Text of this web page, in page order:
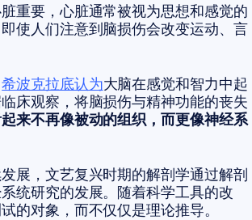
重要，心脏通常被视为思想和感觉的
使人们注意到脑损伤会改变运动、言
希波克拉底认为大脑在感觉和智力中起
床观察，将脑损伤与精神功能的丧失
来不再像被动的组织，而更像神经系
展，文艺复兴时期的解剖学通过解剖
统研究的发展。随着科学工具的改
的对象，而不仅仅是理论推导。